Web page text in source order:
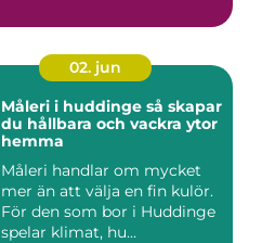
02. jun
Måleri i huddinge så skapar
du hållbara och vackra ytor
hemma
Måleri handlar om mycket
mer än att välja en fin kulör.
För den som bor i Huddinge
spelar klimat, hu...